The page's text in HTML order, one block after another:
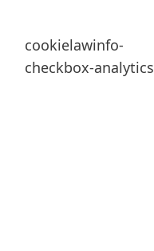
cookielawinfo-
checkbox-analytics